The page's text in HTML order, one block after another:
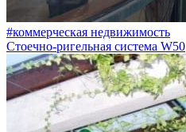
#коммерческая недвижимость
Стоечно-ригельная система W50